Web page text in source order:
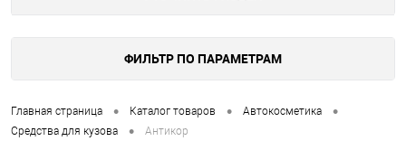
ФИЛЬТР ПО ПАРАМЕТРАМ
Главная страница • Каталог товаров • Автокосметика •
Средства для кузова • Антикор